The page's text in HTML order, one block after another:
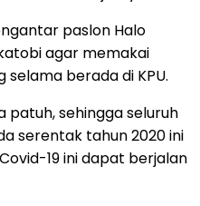
paslon Halo
agar memakai
berada di KPU.
patuh, sehingga seluruh
serentak tahun 2020 ini
19 ini dapat berjalan